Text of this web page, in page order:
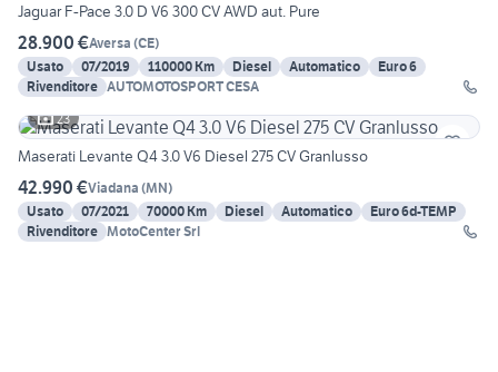
Jaguar F-Pace 3.0 D V6 300 CV AWD aut. Pure
28.900 €Aversa (CE)
Usato
07/2019 110000 Km Diesel Automatico
Euro 6
Rivenditore AUTOMOTOSPORT CESA
23
Maserati Levante Q4 3.0 V6 Diesel 275 CV Granlusso
42.990 €Viadana (MN)
Usato
07/2021 70000 Km Diesel Automatico
Euro 6d-TEMP
Rivenditore MotoCenter Srl